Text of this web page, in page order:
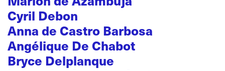
Cyril Debon
Anna de Castro Barbosa
Angélique De Chabot
Bryce Delplanque